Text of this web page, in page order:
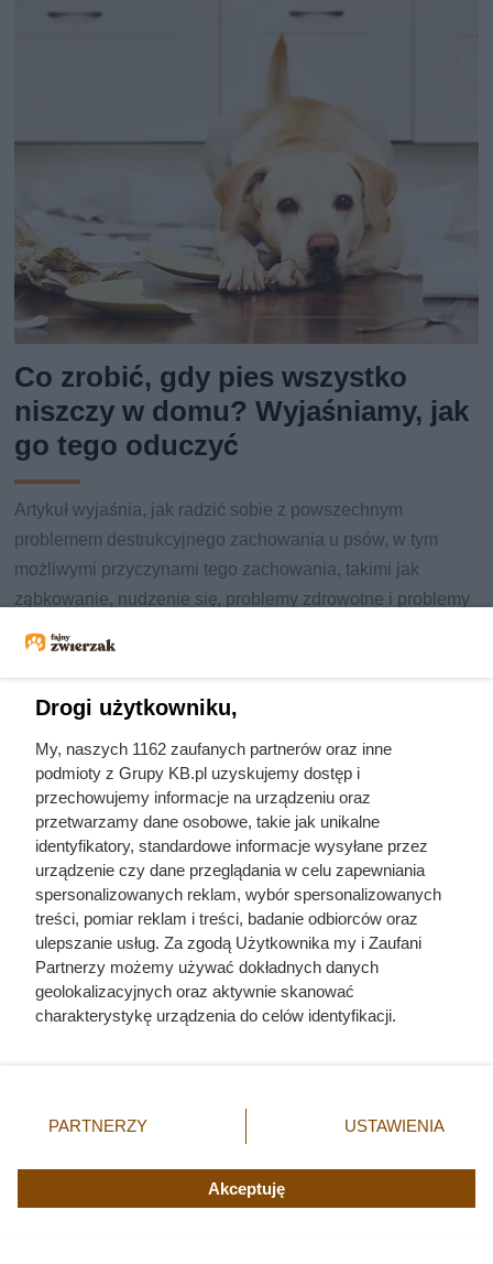
Co zrobić, gdy pies wszystko
niszczy w domu? Wyjaśniamy, jak
go tego oduczyć
Artykuł wyjaśnia, jak radzić sobie z powszechnym
problemem destrukcyjnego zachowania u psów, w tym
możliwymi przyczynami tego zachowania, takimi jak
ząbkowanie, nudzenie się, problemy zdrowotne i problemy
behawioralne.
Drogi użytkowniku,
My, naszych 1162 zaufanych partnerów oraz inne
podmioty z Grupy KB.pl uzyskujemy dostęp i
przechowujemy informacje na urządzeniu oraz
przetwarzamy dane osobowe, takie jak unikalne
identyfikatory, standardowe informacje wysyłane przez
urządzenie czy dane przeglądania w celu zapewniania
spersonalizowanych reklam, wybór spersonalizowanych
treści, pomiar reklam i treści, badanie odbiorców oraz
ulepszanie usług. Za zgodą Użytkownika my i Zaufani
Partnerzy możemy używać dokładnych danych
geolokalizacyjnych oraz aktywnie skanować
charakterystykę urządzenia do celów identyfikacji.
zmienić/wycofać klikając przycisk ustawień prywatności
znajdujący się w lewym dolnym rogu strony. Niektóre
użytkownika, ale masz prawo sprzeciwić się takiemu
przetwarzaniu. Preferencje będą miały zastosowania tylko
PARTNERZY USTAWIENIA
Akceptuję